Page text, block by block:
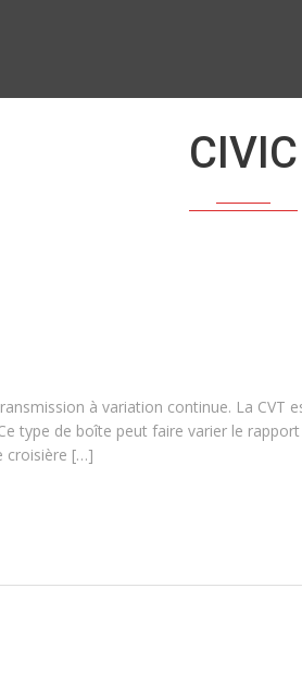
CIVIC
à variation continue. La CVT
type de boîte peut faire varier le
croisière […]